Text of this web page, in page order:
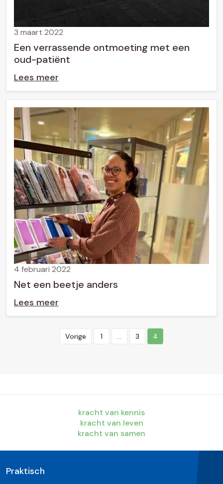
Een verrassende ontmoeting met een
oud-patiënt
3 maart 2022
Lees meer
Net een beetje anders
4 februari 2022
Lees meer
p
g
Vorige 1 3 4
kracht van kennis
kracht van leven
kracht van samen
Praktisch